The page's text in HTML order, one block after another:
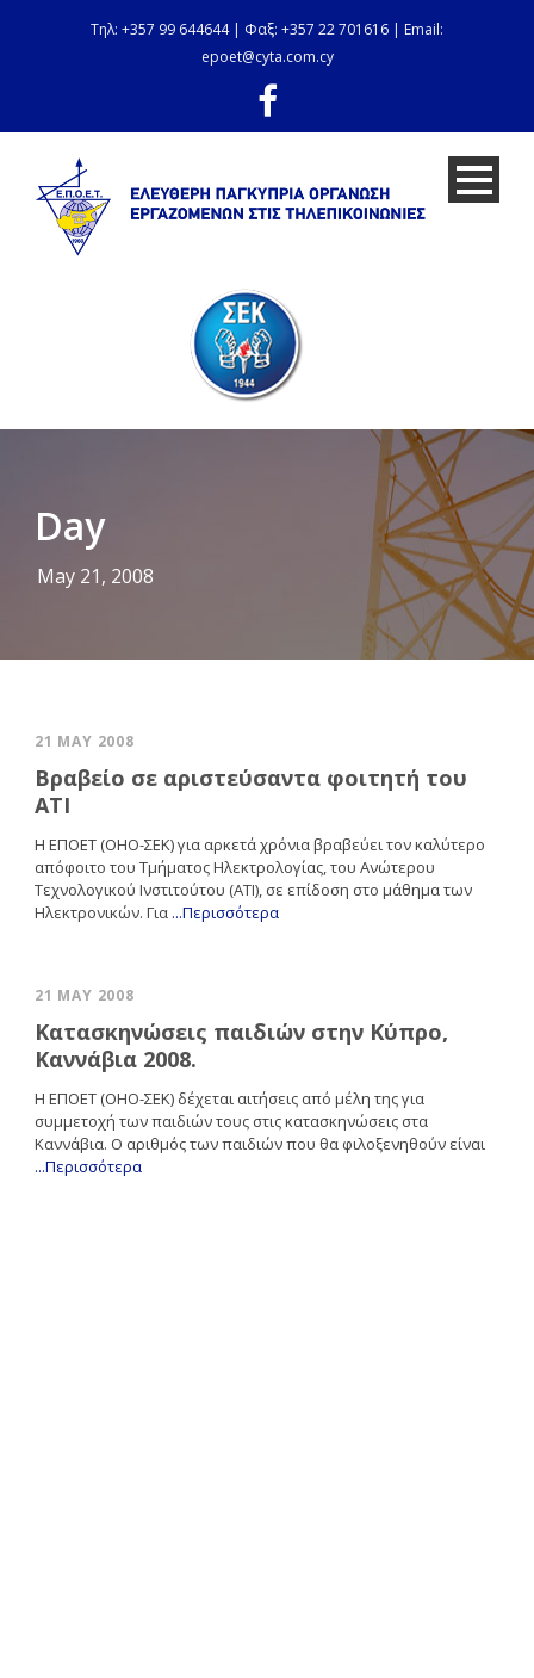
Τηλ: +357 99 644644 | Φαξ: +357 22 701616 | Email:
epoet@cyta.com.cy
Day
May 21, 2008
21 MAY 2008
Βραβείο σε αριστεύσαντα φοιτητή του
ΑΤΙ
Η ΕΠΟΕΤ (ΟΗΟ-ΣΕΚ) για αρκετά χρόνια βραβεύει τον καλύτερο
απόφοιτο του Τμήματος Ηλεκτρολογίας, του Ανώτερου
Τεχνολογικού Ινστιτούτου (ΑΤΙ), σε επίδοση στο μάθημα των
Ηλεκτρονικών. Για ...Περισσότερα
21 MAY 2008
Κατασκηνώσεις παιδιών στην Κύπρο,
Καννάβια 2008.
Η ΕΠΟΕΤ (ΟΗΟ-ΣΕΚ) δέχεται αιτήσεις από μέλη της για
συμμετοχή των παιδιών τους στις κατασκηνώσεις στα
Καννάβια. Ο αριθμός των παιδιών που θα φιλοξενηθούν είναι
...Περισσότερα